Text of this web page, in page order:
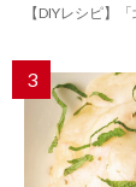
【DIYレシピ】
3